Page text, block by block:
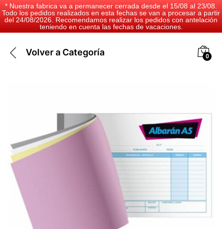
* Nuestra fabrica va a permanecer cerrada desde el 15/08 al 23/08.
Todo los pedidos realizados en esta fechas se van a procesar a partir
del 24/08/2026. Recomendamos realizar los pedidos con antelación
teniendo en cuenta las fechas de vacaciones.
Volver a Categoría 0